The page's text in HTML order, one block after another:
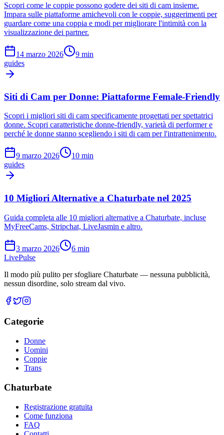
Scopri come le coppie possono godere dei siti di cam insieme.
Impara sulle piattaforme amichevoli con le coppie, suggerimenti per
guardare come una coppia e modi per migliorare l'intimità con la
visualizzazione dei partner.
14 marzo 2026 9 min
guides
Siti di Cam per Donne: Piattaforme Female-Friendly
Scopri i migliori siti di cam specificamente progettati per spettatrici
donne. Scopri caratteristiche donne-friendly, varietà di performer e
perché le donne stanno scegliendo i siti di cam per l'intrattenimento.
9 marzo 2026 10 min
guides
10 Migliori Alternative a Chaturbate nel 2025
Guida completa alle 10 migliori alternative a Chaturbate, incluse
MyFreeCams, Stripchat, LiveJasmin e altro.
3 marzo 2026 6 min
LivePulse
Il modo più pulito per sfogliare Chaturbate — nessuna pubblicità,
nessun disordine, solo stream dal vivo.
Categorie
Donne
Uomini
Coppie
Trans
Chaturbate
Registrazione gratuita
Come funziona
FAQ